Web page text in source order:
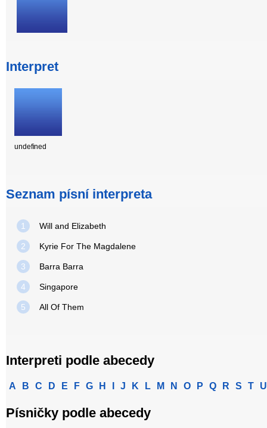
Interpret
undefined
Seznam písní interpreta
1 Will and Elizabeth
2 Kyrie For The Magdalene
3 Barra Barra
4 Singapore
5 All Of Them
Interpreti podle abecedy
A B C D E F G H J K L M N O P Q R S T U
Písničky podle abecedy